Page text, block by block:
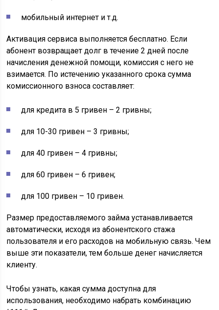
мобильный интернет и т.д.
Активация сервиса выполняется бесплатно. Если
абонент возвращает долг в течение 2 дней после
начисления денежной помощи, комиссия с него не
взимается. По истечению указанного срока сумма
комиссионного взноса составляет:
для кредита в 5 гривен – 2 гривны;
для 10-30 гривен – 3 гривны;
для 40 гривен – 4 гривны;
для 60 гривен – 6 гривен;
для 100 гривен – 10 гривен.
Размер предоставляемого займа устанавливается
автоматически, исходя из абонентского стажа
пользователя и его расходов на мобильную связь. Чем
выше эти показатели, тем больше денег начисляется
клиенту.
Чтобы узнать, какая сумма доступна для
использования, необходимо набрать комбинацию